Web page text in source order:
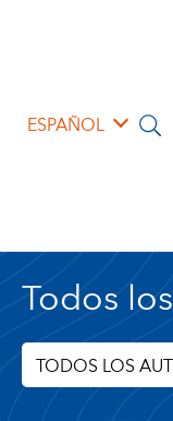
ESPAÑOL
Todos
TODOS LOS